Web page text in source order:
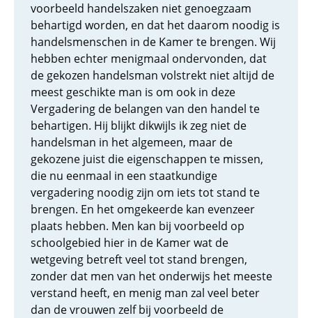
voorbeeld handelszaken niet genoegzaam
behartigd worden, en dat het daarom noodig is
handelsmenschen in de Kamer te brengen. Wij
hebben echter menigmaal ondervonden, dat
de gekozen handelsman volstrekt niet altijd de
meest geschikte man is om ook in deze
Vergadering de belangen van den handel te
behartigen. Hij blijkt dikwijls ik zeg niet de
handelsman in het algemeen, maar de
gekozene juist die eigenschappen te missen,
die nu eenmaal in een staatkundige
vergadering noodig zijn om iets tot stand te
brengen. En het omgekeerde kan evenzeer
plaats hebben. Men kan bij voorbeeld op
schoolgebied hier in de Kamer wat de
wetgeving betreft veel tot stand brengen,
zonder dat men van het onderwijs het meeste
verstand heeft, en menig man zal veel beter
dan de vrouwen zelf bij voorbeeld de